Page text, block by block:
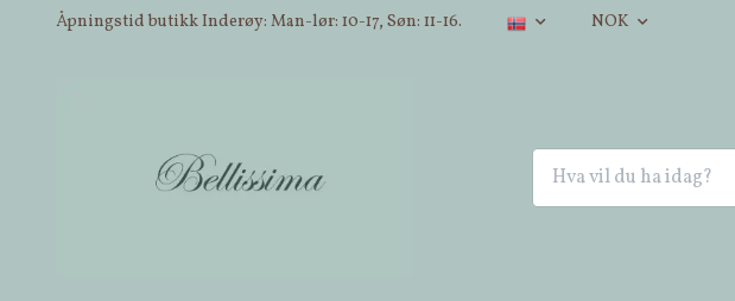
Åpningstid butikk Inderøy: Man-lør: 10-17, Søn: 11-16. NOK